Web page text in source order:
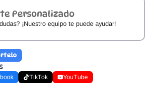
Personalizado
¡Nuestro equipo te puede ayudar!
TikTok YouTube